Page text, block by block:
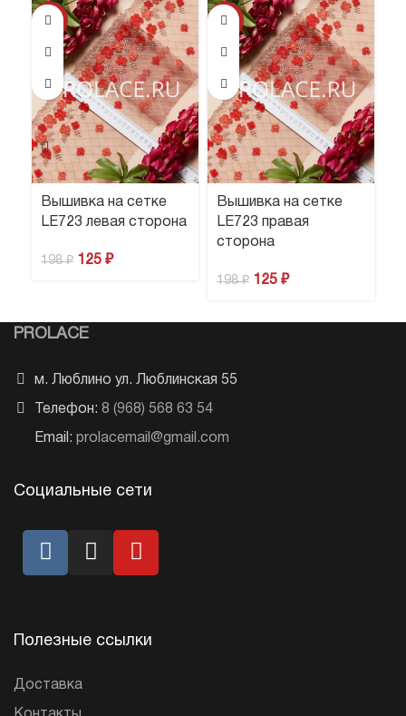
Вышивка на сетке
LE723 левая сторона
198₽ 125 ₽
Вышивка на сетке
LE723 правая
сторона
198₽ 125 ₽
PROLACE
м. Люблино ул. Люблинская 55
Телефон: 8 (968) 568 63 54
Email: prolacemail@gmail.com
Социальные сети
Полезные ссылки
Доставка